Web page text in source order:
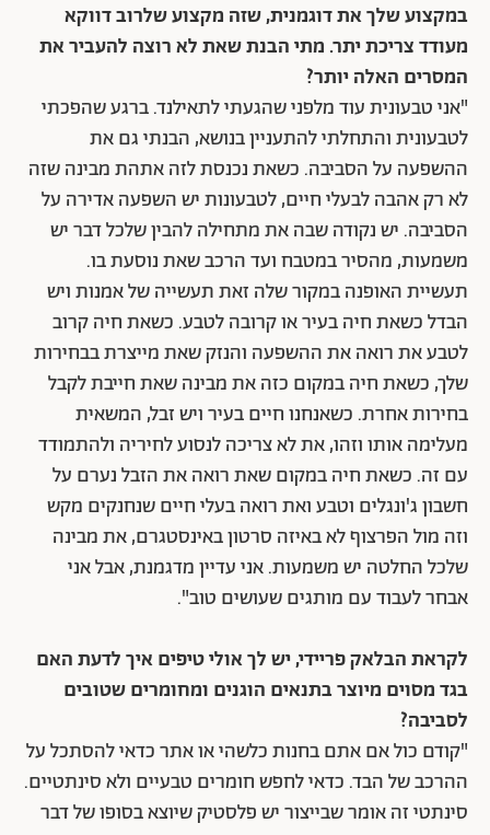
במקצוע שלך את דוגמנית, שזה מקצוע שלרוב דווקא
מעודד צריכת יתר. מתי הבנת שאת לא רוצה להעביר את
המסרים האלה יותר?
"אני טבעונית עוד מלפני שהגעתי לתאילנד. ברגע שהפכתי
לטבעונית והתחלתי להתעניין בנושא, הבנתי גם את
ההשפעה על הסביבה. כשאת נכנסת לזה אתהת מבינה שזה
לא רק אהבה לבעלי חיים, לטבעונות יש השפעה אדירה על
הסביבה. יש נקודה שבה את מתחילה להבין שלכל דבר יש
משמעות, מהסיר במטבח ועד הרכב שאת נוסעת בו.
תעשיית האופנה במקור שלה זאת תעשייה של אמנות ויש
הבדל כשאת חיה בעיר או קרובה לטבע. כשאת חיה קרוב
לטבע את רואה את ההשפעה והנזק שאת מייצרת בבחירות
שלך, כשאת חיה במקום כזה את מבינה שאת חייבת לקבל
בחירות אחרת. כשאנחנו חיים בעיר ויש זבל, המשאית
מעלימה אותו וזהו, את לא צריכה לנסוע לחיריה ולהתמודד
עם זה. כשאת חיה במקום שאת רואה את הזבל נערם על
חשבון ג'ונגלים וטבע ואת רואה בעלי חיים שנחנקים מקש
וזה מול הפרצוף לא באיזה סרטון באינסטגרם, את מבינה
שלכל החלטה יש משמעות.אני עדיין מדגמנת, אבל אני
אבחר לעבוד עם מותגים שעושים טוב".
לקראת הבלאק פריידי, יש לך אולי טיפים איך לדעת האם
בגד מסוים מיוצר בתנאים הוגנים ומחומרים שטובים
לסביבה?
"קודם כול אם אתם בחנות כלשהי או אתר כדאי להסתכל על
ההרכב של הבד. כדאי לחפש חומרים טבעיים ולא סינתטיים.
סינתטי זה אומר שבייצור יש פלסטיק שיוצא בסופו של דבר